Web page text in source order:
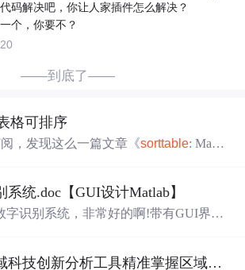
码解决吧，你让人家插件怎么解决？
个，你要不？
——到底了——
格可排序
，发现这么一篇文章《sorttable: Make
添加sort table.js"> 2、在需要排序
值为sortable的class属性，再给这个
统.doc【GUI设计Matlab】
字识别系统，非常好的啊!带有GUI界
户界面（GUI），非常容易使用。你只
如何通过区域科技创新分析工具精准掌握区域创新要素分布与产业链融合现状？.docx